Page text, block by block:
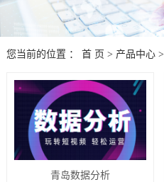
您当前的位置 ： 首 页 > 产品中心>
青岛数据分析